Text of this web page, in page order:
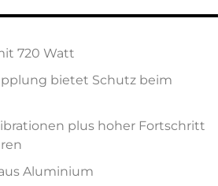
720 Watt
bietet Schutz beim
plus hoher Fortschritt
Aluminium